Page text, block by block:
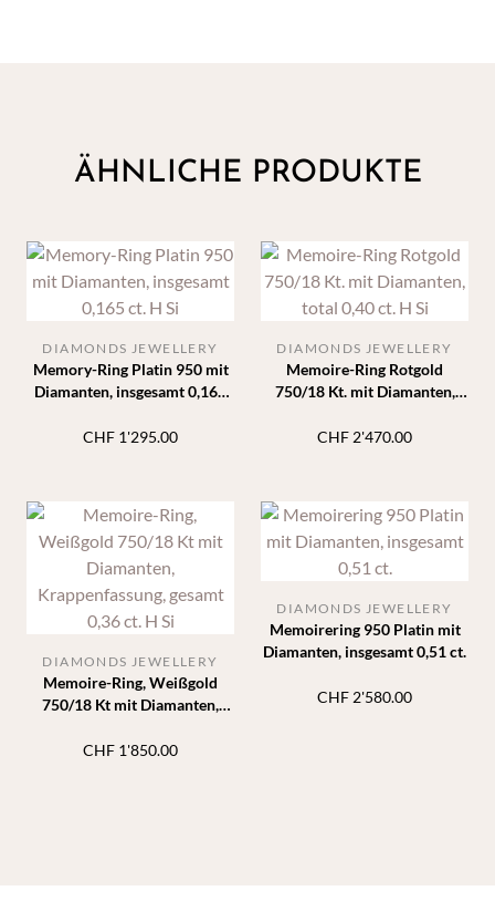
ÄHNLICHE PRODUKTE
Memory-Ring Platin 950 mit
Diamanten, insgesamt 0,165
DIAMONDS JEWELLERY
CHF 1'295.00
Memoire-Ring Rotgold
750/18 Kt. mit Diamanten,
DIAMONDS JEWELLERY
CHF 2'470.00
Memoire-Ring, Weißgold
750/18 Kt mit Diamanten,
ct. H Si
DIAMONDS JEWELLERY
CHF 1'850.00
Memoirering 950 Platin mit
Diamanten, insgesamt 0,51 ct.
DIAMONDS JEWELLERY
CHF 2'580.00